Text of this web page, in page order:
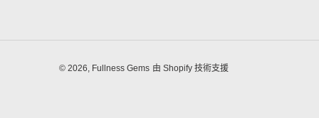
© 2026, Fullness Gems 由 Shopify 技術支援